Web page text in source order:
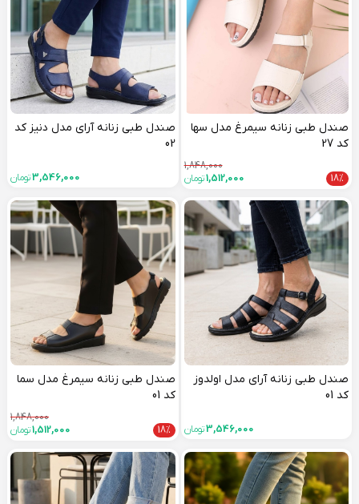
صندل طبی زنانه سیمرغ مدل سها
کد 27
1,848,000
18%
1,512,000تومان
صندل طبی زنانه آرای مدل دنیز کد
02
3,546,000تومان
صندل طبی زنانه آرای مدل اولدوز
کد 01
3,546,000تومان
صندل طبی زنانه سیمرغ مدل سما
کد 01
1,848,000
18%
1,512,000تومان